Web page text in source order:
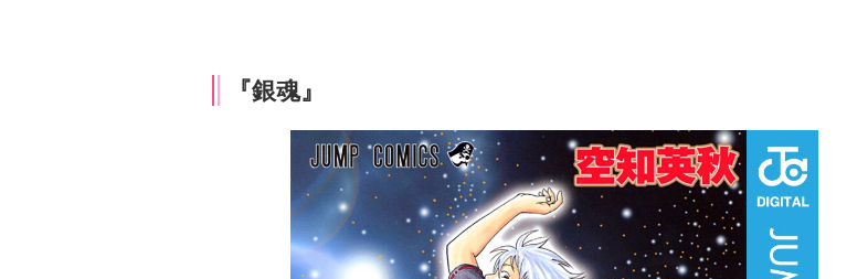
『銀魂』